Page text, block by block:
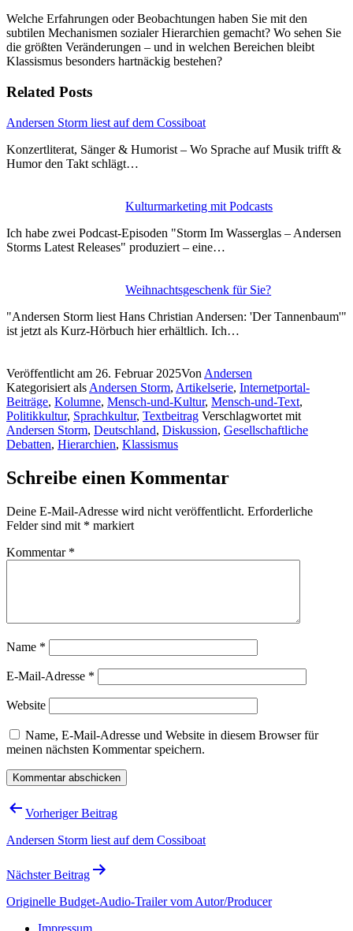
Welche Erfahrungen oder Beobachtungen haben Sie mit den
subtilen Mechanismen sozialer Hierarchien gemacht? Wo sehen Sie
die größten Veränderungen – und in welchen Bereichen bleibt
Klassismus besonders hartnäckig bestehen?
Related Posts
Andersen Storm liest auf dem Cossiboat
Konzertliterat, Sänger & Humorist – Wo Sprache auf Musik trifft &
Humor den Takt schlägt…
Kulturmarketing mit Podcasts
Ich habe zwei Podcast-Episoden "Storm Im Wasserglas – Andersen
Storms Latest Releases" produziert – eine…
Weihnachtsgeschenk für Sie?
"Andersen Storm liest Hans Christian Andersen: 'Der Tannenbaum'"
ist jetzt als Kurz-Hörbuch hier erhältlich. Ich…
Veröffentlicht am 26. Februar 2025Von Andersen
Kategorisiert als Andersen Storm, Artikelserie, Internetportal-
Beiträge, Kolumne, Mensch-und-Kultur, Mensch-und-Text,
Politikkultur, Sprachkultur, Textbeitrag Verschlagwortet mit
Andersen Storm, Deutschland, Diskussion, Gesellschaftliche
Debatten, Hierarchien, Klassismus
Schreibe einen Kommentar
Deine E-Mail-Adresse wird nicht veröffentlicht. Erforderliche
Felder sind mit * markiert
Kommentar *
Name *
E-Mail-Adresse *
Website
Name, E-Mail-Adresse und Website in diesem Browser für
meinen nächsten Kommentar speichern.
Beitragsnavigation
Vorheriger Beitrag
Andersen Storm liest auf dem Cossiboat
Nächster Beitrag
Originelle Budget-Audio-Trailer vom Autor/Producer
Impressum